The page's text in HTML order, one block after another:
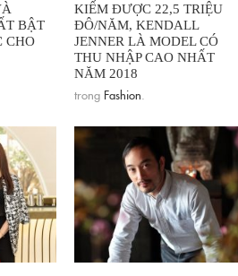
BẬT
CHO
KIẾM ĐƯỢC 22,5 TRIỆU
ĐÔ/NĂM, KENDALL
JENNER LÀ MODEL CÓ
THU NHẬP CAO NHẤT
NĂM 2018
trong Fashion